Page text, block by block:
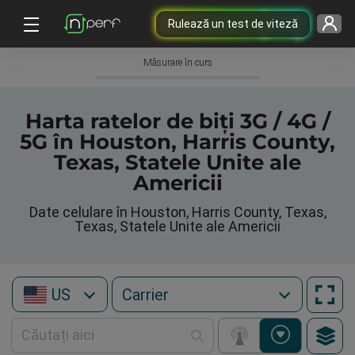
Rulează un test de viteză
Măsurare în curs
Harta ratelor de biți 3G / 4G /
5G în Houston, Harris County,
Texas, Statele Unite ale
Americii
Date celulare în Houston, Harris County, Texas,
Texas, Statele Unite ale Americii
US